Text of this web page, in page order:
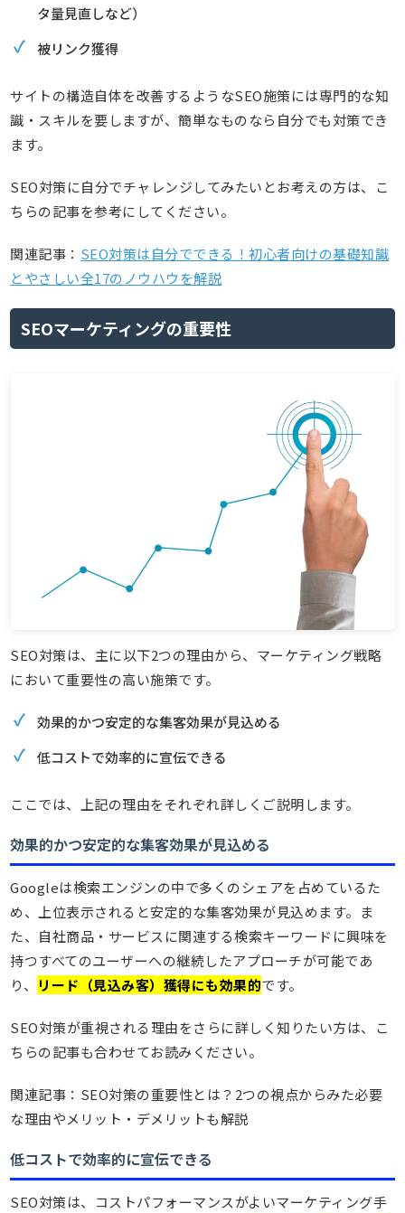
タ量見直しなど）
被リンク獲得
サイトの構造自体を改善するようなSEO施策には専門的な知
識・スキルを要しますが、簡単なものなら自分でも対策でき
ます。
SEO対策に自分でチャレンジしてみたいとお考えの方は、こ
ちらの記事を参考にしてください。
関連記事： SEO対策は自分でできる！初心者向けの基礎知識
とやさしい全17のノウハウを解説
SEOマーケティングの重要性
SEO対策は、主に以下2つの理由から、マーケティング戦略
において重要性の高い施策です。
効果的かつ安定的な集客効果が見込める
低コストで効率的に宣伝できる
ここでは、上記の理由をそれぞれ詳しくご説明します。
効果的かつ安定的な集客効果が見込める
Googleは検索エンジンの中で多くのシェアを占めているた
め、上位表示されると安定的な集客効果が見込めます。ま
た、自社商品・サービスに関連する検索キーワードに興味を
持つすべてのユーザーへの継続したアプローチが可能であ
り、
リード（見込み客）獲得にも効果的です。
SEO対策が重視される理由をさらに詳しく知りたい方は、こ
ちらの記事も合わせてお読みください。
関連記事：SEO対策の重要性とは？2つの視点からみた必要
な理由やメリット・デメリットも解説
低コストで効率的に宣伝できる
SEO対策は、コストパフォーマンスがよいマーケティング手